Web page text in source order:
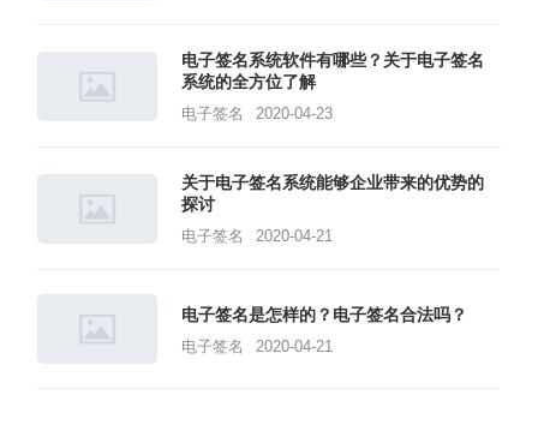
电子签名系统软件有哪些？关于电子签名
系统的全方位了解
电子签名 2020-04-23
关于电子签名系统能够企业带来的优势的
探讨
电子签名 2020-04-21
电子签名是怎样的？电子签名合法吗？
电子签名 2020-04-21